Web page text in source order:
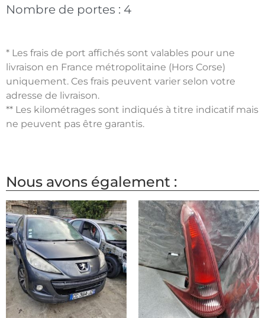
Nombre de portes : 4
* Les frais de port affichés sont valables pour une
livraison en France métropolitaine (Hors Corse)
uniquement. Ces frais peuvent varier selon votre
adresse de livraison.
** Les kilométrages sont indiqués à titre indicatif mais
ne peuvent pas être garantis.
Nous avons également :